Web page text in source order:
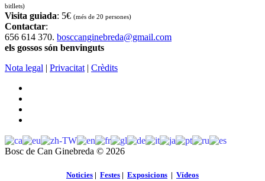
bitllets)
Visita guiada: 5€ (més de 20 persones)
Contactar:
656 614 370. bosccanginebreda@gmail.com
els gossos són benvinguts
Nota legal | Privacitat | Crèdits
Bosc de Can Ginebreda © 2026
Noticies | Festes | Exposicions | Vídeos